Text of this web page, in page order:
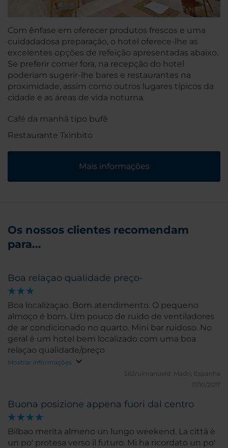
Com ênfase em oferecer produtos frescos e uma
cuidadadosa preparação, o hotel oferece-lhe as
excelentes opções de refeição apresentadas abaixo.
Se preferir comer fora, na recepção do hotel
poderiam sugerir-lhe bares e restaurantes na
proximidade, assim como outros lugares típicos da
cidade e as áreas de vida noturna.
Café da manhã tipo bufê
Restaurante Txinbito
Mais informações
Os nossos clientes recomendam
para...
Boa relaçao qualidade preço-
Boa localizaçao. Bom atendimento. O pequeno
almoço é bom. Um pouco de ruido de ventiladores
de ar condicionado no quarto. Mini bar ruidoso. No
geral é um hotel bem localizado com uma boa
relaçao qualidade/preço
Mostrar informações
562ruimanueld. Madri, Espanha
17/10/2017
Buona posizione appena fuori dal centro
Bilbao merita almeno un lungo weekend. La città è
un po' protesa verso il futuro. Mi ha ricordato un po'